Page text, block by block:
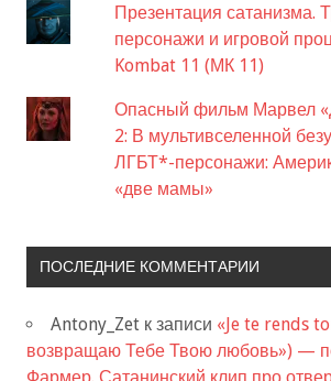
Презентация сатанизма.
персонажи и игровой
Kombat 11 (МК 11)
Опасный фильм Марвел
2: В мультивселенной
ЛГБТ*-персонажи:
«две мамы»
ПОСЛЕДНИЕ КОММЕНТАРИИ
Antony_Zet к записи «Je te rends
возвращаю Тебе Твою любовь») —
Фармер. Сатанинский клип про